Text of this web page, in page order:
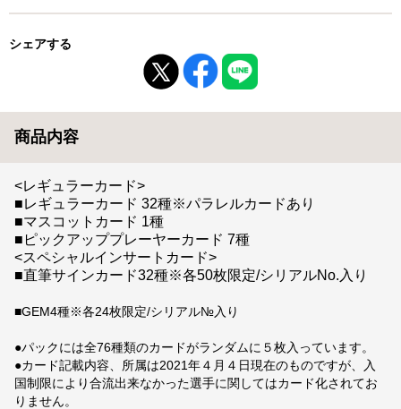
シェアする
商品内容
<レギュラーカード>
■レギュラーカード 32種※パラレルカードあり
■マスコットカード 1種
■ピックアッププレーヤーカード 7種
<スペシャルインサートカード>
■直筆サインカード32種※各50枚限定/シリアルNo.入り
■GEM4種※各24枚限定/シリアル№入り
●パックには全76種類のカードがランダムに５枚入っています。
●カード記載内容、所属は2021年４月４日現在のものですが、入
国制限により合流出来なかった選手に関してはカード化されてお
りません。